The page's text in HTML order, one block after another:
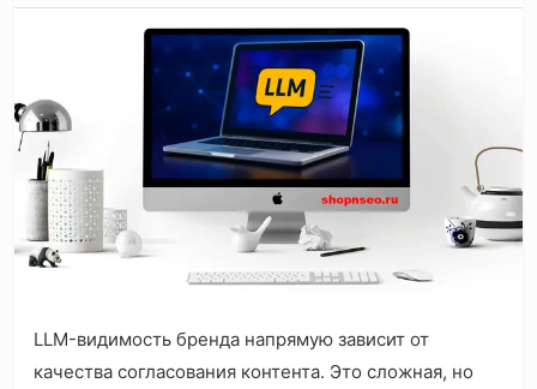
LLM-видимость бренда напрямую зависит от
качества согласования контента. Это сложная, но